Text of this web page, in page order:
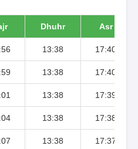
Dhuhr Asr
13:38 17:40
13:38 17:40
13:38 17:39
13:38 17:38
13:38 17:37